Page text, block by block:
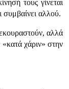
τους γίνεται
συμβαίνει αλλού.
αλλά
χάριν» στην